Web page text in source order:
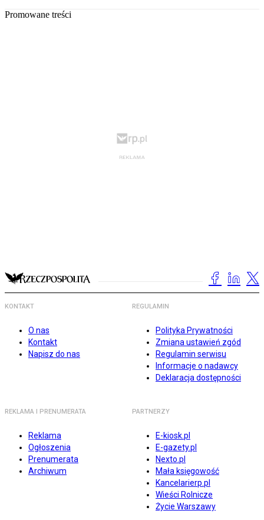
Promowane treści
KONTAKT
O nas
Kontakt
Napisz do nas
REGULAMIN
Polityka Prywatności
Zmiana ustawień zgód
Regulamin serwisu
Informacje o nadawcy
Deklaracja dostępności
REKLAMA I PRENUMERATA
Reklama
Ogłoszenia
Prenumerata
Archiwum
PARTNERZY
E-kiosk.pl
E-gazety.pl
Nexto.pl
Mała księgowość
Kancelarierp.pl
Wieści Rolnicze
Życie Warszawy